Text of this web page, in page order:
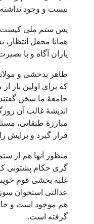
نیست و وجود
پس ستم ملی
همانا محفل
یاران آگاه و با
طاهر بدخشی و
که برای اولین بار
جامعۀ ما سخن
اندیشۀ غالب آن
مبارزۀ طبقاتی،
قرار گیرد و برایش
منظور آنها هم از
گری حکام پشتونی که
غلبه بخشی قوم
عدالتی استخوان
هم موجود است و
گرفته است.